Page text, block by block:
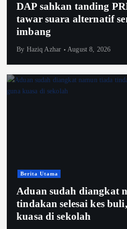
DAP sahkan tanding
tawar suara alternatif
imbang
By Haziq Azhar August 8, 2026
Berita Utama
Aduan sudah diangkat
tindakan selesai kes
kuasa di sekolah